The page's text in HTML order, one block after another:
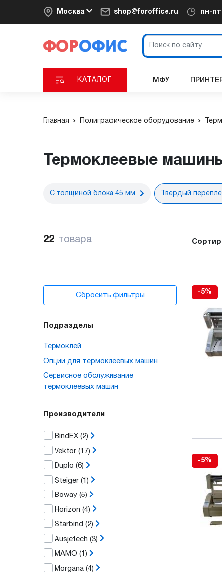
Москва shop@foroffice.ru пн-пт
КАТАЛОГ МФУ
Главная Полиграфическое оборудование
Термоклеевые
С толщиной блока 45 мм Твердый
22 товара
Сбросить фильтры
Подразделы
Термоклей
Опции для термоклеевых машин
Сервисное обслуживание
термоклеевых машин
Производители
BindEX (2)
Vektor (17)
Duplo (6)
Steiger (1)
Boway (5)
Horizon (4)
Starbind (2)
Ausjetech (3)
MAMO (1)
Morgana (4)
-5%
-5%